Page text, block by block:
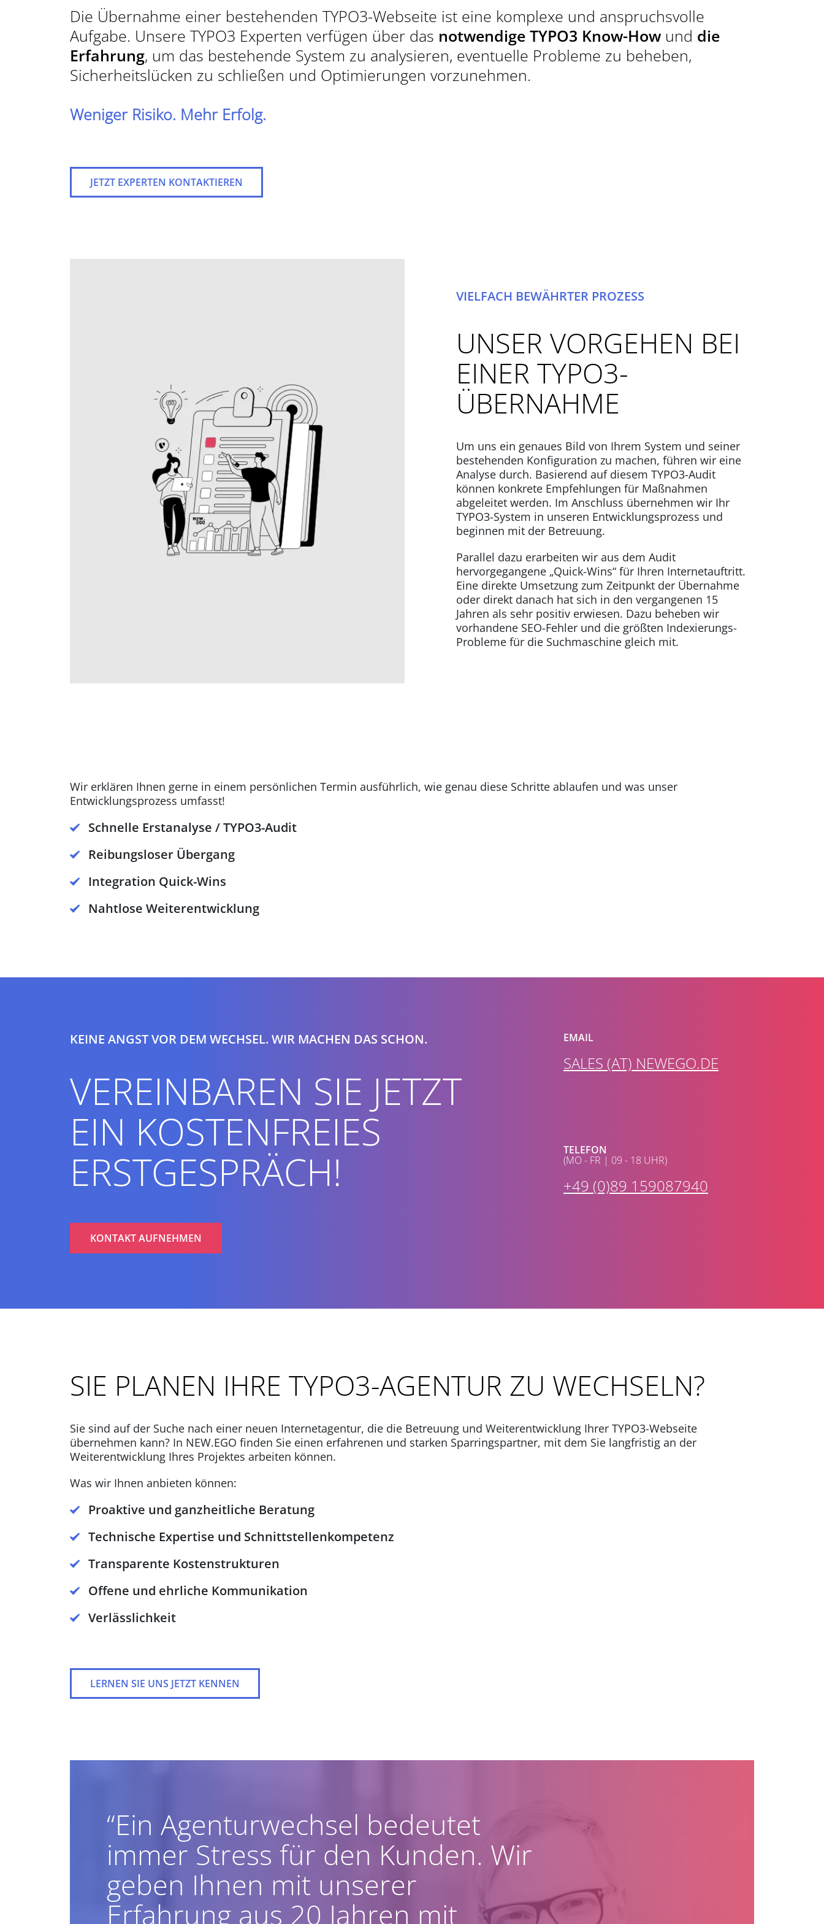
KONTAKT AUFNEHMEN
TYPO3 BLOG
TYPO3-PROJEKT.
JETZT KONTAKT AUFNEHMEN
Die Übernahme einer bestehenden TYPO3-Webseite ist eine komplexe und anspruchsvolle
Aufgabe. Unsere TYPO3 Experten verfügen über das notwendige TYPO3 Know-How und die
Erfahrung, um das bestehende System zu analysieren, eventuelle Probleme zu beheben,
Sicherheitslücken zu schließen und Optimierungen vorzunehmen.
Weniger Risiko. Mehr Erfolg.
JETZT EXPERTEN KONTAKTIEREN
VIELFACH BEWÄHRTER PROZESS
UNSER VORGEHEN BEI
EINER TYPO3-
ÜBERNAHME
Um uns ein genaues Bild von Ihrem System und seiner
bestehenden Konfiguration zu machen, führen wir eine
Analyse durch. Basierend auf diesem TYPO3-Audit
können konkrete Empfehlungen für Maßnahmen
abgeleitet werden. Im Anschluss übernehmen wir Ihr
TYPO3-System in unseren Entwicklungsprozess und
beginnen mit der Betreuung.
Parallel dazu erarbeiten wir aus dem Audit
hervorgegangene „Quick-Wins“ für Ihren Internetauftritt.
Eine direkte Umsetzung zum Zeitpunkt der Übernahme
oder direkt danach hat sich in den vergangenen 15
Jahren als sehr positiv erwiesen. Dazu beheben wir
vorhandene SEO-Fehler und die größten Indexierungs-
Probleme für die Suchmaschine gleich mit.
Wir erklären Ihnen gerne in einem persönlichen Termin ausführlich, wie genau diese Schritte ablaufen und was unser
Entwicklungsprozess umfasst!
Schnelle Erstanalyse / TYPO3-Audit
Reibungsloser Übergang
Integration Quick-Wins
Nahtlose Weiterentwicklung
KEINE ANGST VOR DEM WECHSEL. WIR MACHEN DAS SCHON.
VEREINBAREN SIE JETZT
EIN KOSTENFREIES
ERSTGESPRÄCH!
KONTAKT AUFNEHMEN
EMAIL
SALES (AT) NEWEGO.DE
TELEFON
(MO - FR | 09 - 18 UHR)
+49 (0)89 159087940
SIE PLANEN IHRE TYPO3-AGENTUR ZU WECHSELN?
Sie sind auf der Suche nach einer neuen Internetagentur, die die Betreuung und Weiterentwicklung Ihrer TYPO3-Webseite
übernehmen kann? In NEW.EGO finden Sie einen erfahrenen und starken Sparringspartner, mit dem Sie langfristig an der
Weiterentwicklung Ihres Projektes arbeiten können.
Was wir Ihnen anbieten können:
Proaktive und ganzheitliche Beratung
Technische Expertise und Schnittstellenkompetenz
Transparente Kostenstrukturen
Offene und ehrliche Kommunikation
Verlässlichkeit
LERNEN SIE UNS JETZT KENNEN
“Ein Agenturwechsel bedeutet
immer Stress für den Kunden. Wir
geben Ihnen mit unserer
Erfahrung aus 20 Jahren mit